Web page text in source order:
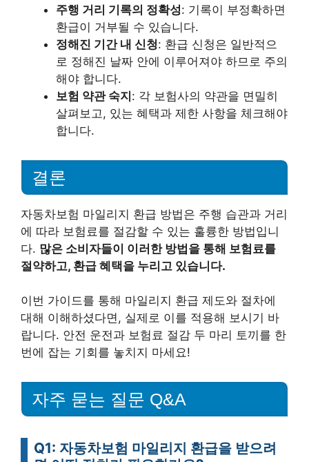
주행 거리 기록의 정확성: 기록이 부정확하면
환급이 거부될 수 있습니다.
정해진 기간 내 신청: 환급 신청은 일반적으
로 정해진 날짜 안에 이루어져야 하므로 주의
해야 합니다.
보험 약관 숙지: 각 보험사의 약관을 면밀히
살펴보고, 있는 혜택과 제한 사항을 체크해야
합니다.
결론
자동차보험 마일리지 환급 방법은 주행 습관과 거리
에 따라 보험료를 절감할 수 있는 훌륭한 방법입니
다. 많은 소비자들이 이러한 방법을 통해 보험료를
절약하고, 환급 혜택을 누리고 있습니다.
이번 가이드를 통해 마일리지 환급 제도와 절차에
대해 이해하셨다면, 실제로 이를 적용해 보시기 바
랍니다. 안전 운전과 보험료 절감 두 마리 토끼를 한
번에 잡는 기회를 놓치지 마세요!
자주 묻는 질문 Q&A
Q1: 자동차보험 마일리지 환급을 받으려